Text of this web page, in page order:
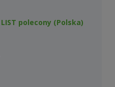
polecony (Polska)